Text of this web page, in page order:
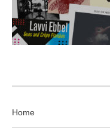
Home